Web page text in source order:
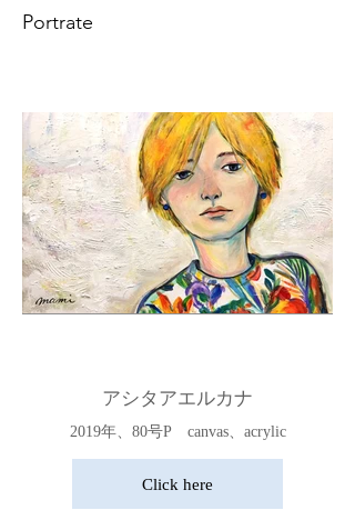
Portrate
アシタアエルカナ
2019年、80号P canvas、acrylic
Click here